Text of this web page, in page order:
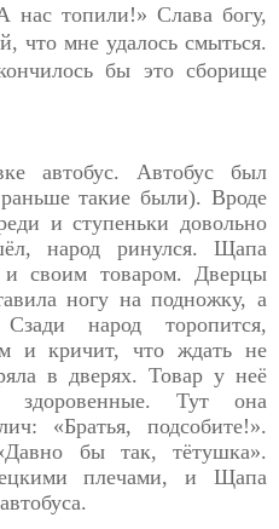
топили!» Слава богу,
что мне удалось смыться.
бы это сборище
автобус. Автобус был
такие были). Вроде
и ступеньки довольно
народ ринулся. Щапа
своим товаром. Дверцы
ногу на подножку, а
народ торопится,
и кричит, что ждать не
в дверях. Товар у неё
Тут она
«Братья, подсобите!».
бы так, тётушка».
плечами, и Щапа